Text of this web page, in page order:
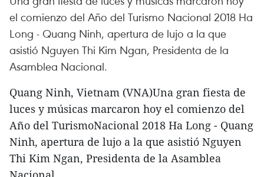
el comienzo del Año del Turismo Nacional 2018 Ha
Long - Quang Ninh, apertura de lujo a la que
asistió Nguyen Thi Kim Ngan, Presidenta de la
Asamblea Nacional.
Quang Ninh, Vietnam (VNA)Una gran fiesta de
luces y músicas marcaron hoy el comienzo del
Año del TurismoNacional 2018 Ha Long - Quang
Ninh, apertura de lujo a la que asistió Nguyen
Thi Kim Ngan, Presidenta de la Asamblea